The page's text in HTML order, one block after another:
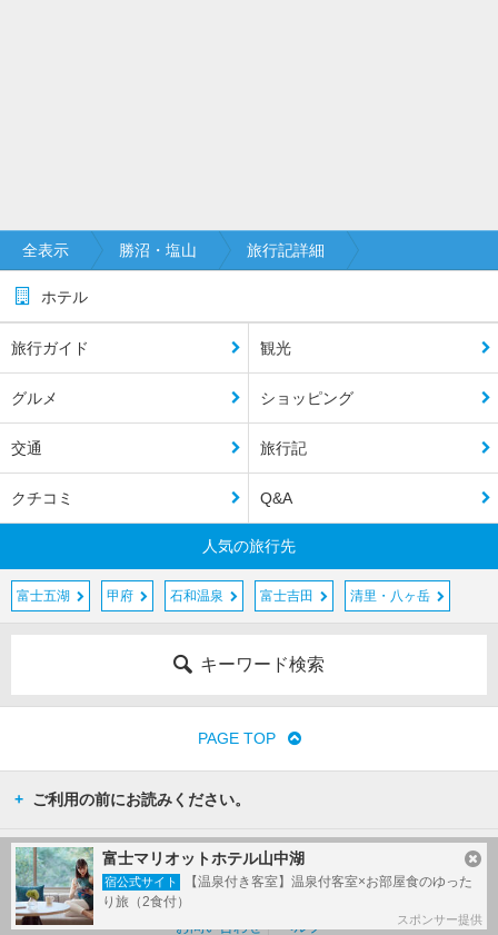
富士マリオットホテル山中湖
宿公式サイト
【温泉付き客室】温泉付客室×お部屋食のゆった
り旅（2食付）
スポンサー提供
全表示 勝沼・塩山 旅行記詳細
ホテル
旅行ガイド 観光
グルメ ショッピング
交通 旅行記
クチコミ Q&A
人気の旅行先
富士五湖 甲府 石和温泉 富士吉田 清里・八ヶ岳
キーワード検索
PAGE TOP
ご利用の前にお読みください。
運営会社 広告掲載について 利用規約
外部送信（オプトアウト）
お問い合わせ
ヘルプ